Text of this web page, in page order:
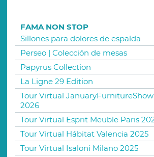
FAMA NON STOP
Sillones para dolores de espalda
Perseo | Colección de mesas
Papyrus Collection
La Ligne 29 Edition
Tour Virtual
2026
Tour Virtual Esprit Meuble Paris
Tour Virtual Hábitat Valencia 2025
Tour Virtual Isaloni Milano 2025